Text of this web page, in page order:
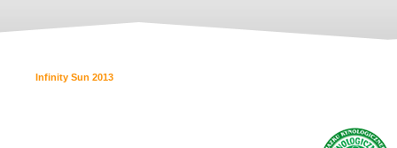
Infinity Sun 2013